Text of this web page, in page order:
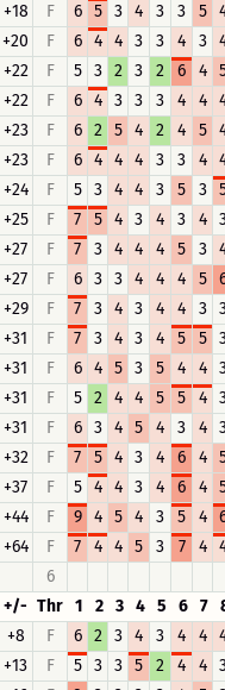
+18 F 6 5 3 4 3 3 5
+20 F 6 4 4 3 3 4 3
+22 F 5 3 2 3 2 6 4
+22 F 6 4 3 3 3 4 4
+23 F 6 2 5 4 2 4 5
+23 F 6 4 4 4 3 3 4
+24 F 5 3 4 4 3 5 3
+25 F 7 5 4 3 4 3 4
+27 F 7 3 4 4 4 5 3
+27 F 6 3 3 4 4 4 5
+29 F 7 3 4 3 4 4 3
+31 F 7 3 4 3 4 5 5
+31 F 6 4 5 3 5 4 4
+31 F 5 2 4 4 5 5 4
+31 F 6 3 4 5 4 3 4
+32 F 7 5 4 3 4 6 4
+37 F 5 4 4 3 4 6 4
+44 F 9 4 5 4 3 5 4
+64 F 7 4 4 5 3 7 4
6
+/- Thr 1 2 3 4 5 6 7
+8 F 6 2 3 4 3 4 4
+13 F 5 3 3 5 2 4 4